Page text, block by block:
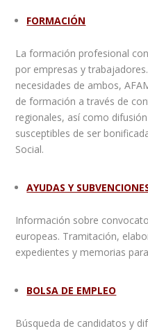
FORMACIÓN
La formación profesional
por empresas y
necesidades de ambos,
de formación a través de
regionales, así como
susceptibles de ser
Social.
AYUDAS Y
Información sobre
europeas. Tramitación,
expedientes y memorias
BOLSA DE EMPLEO
Búsqueda de candidatos y